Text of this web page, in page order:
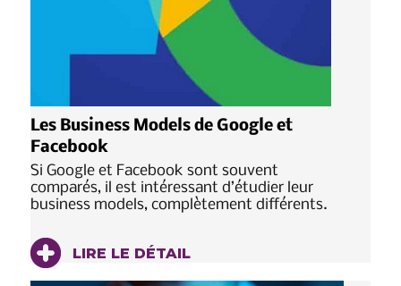
Les Business Models de Google et
Facebook
Si Google et Facebook sont souvent
comparés, il est intéressant d’étudier leur
business models, complètement différents.
LIRE LE DÉTAIL